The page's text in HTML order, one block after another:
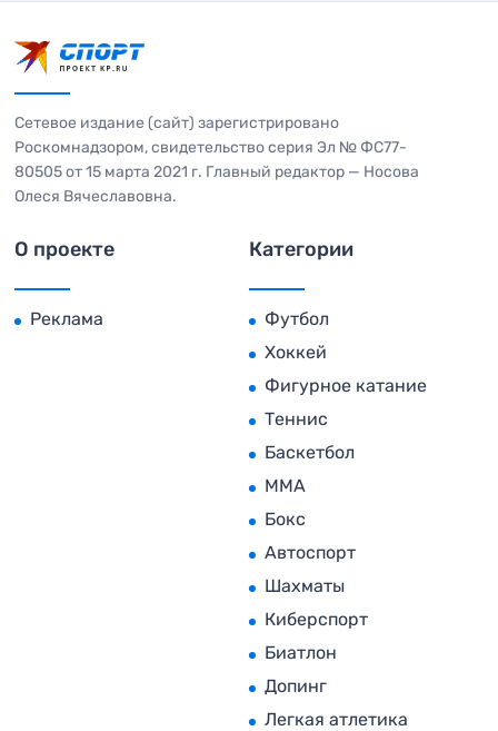
Сетевое издание (сайт) зарегистрировано
Роскомнадзором, свидетельство серия Эл № ФС77-
80505 от 15 марта 2021 г. Главный редактор — Носова
Олеся Вячеславовна.
О проекте
Реклама
Категории
Футбол
Хоккей
Фигурное катание
Теннис
Баскетбол
MMA
Бокс
Автоспорт
Шахматы
Киберспорт
Биатлон
Допинг
Легкая атлетика